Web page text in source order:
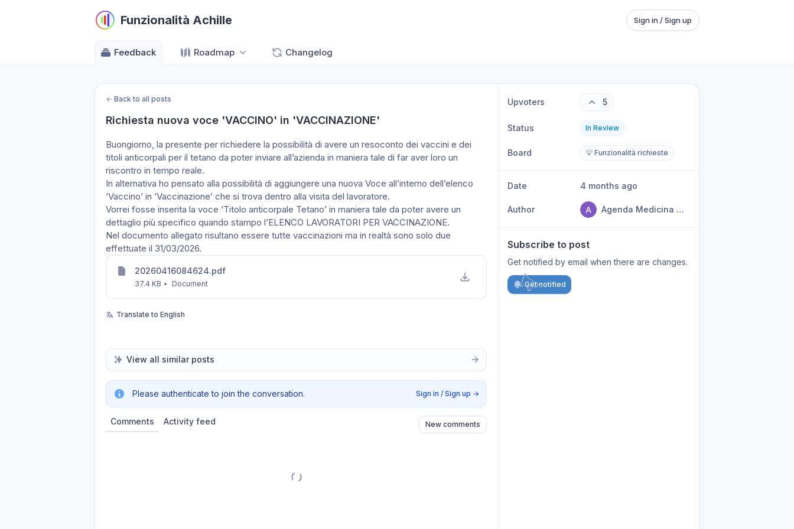
Funzionalità Achille Sign in / Sign up
Feedback Roadmap Changelog
← Back to all posts
Richiesta nuova voce 'VACCINO' in 'VACCINAZIONE'
Buongiorno, la presente per richiedere la possibilità di avere un resoconto dei vaccini e dei
titoli anticorpali per il tetano da poter inviare all’azienda in maniera tale di far aver loro un
riscontro in tempo reale.
In alternativa ho pensato alla possibilità di aggiungere una nuova Voce all’interno dell’elenco
‘Vaccino’ in ‘Vaccinazione’ che si trova dentro alla visita del lavoratore.
Vorrei fosse inserita la voce ‘Titolo anticorpale Tetano’ in maniera tale da poter avere un
dettaglio più specifico quando stampo l’ELENCO LAVORATORI PER VACCINAZIONE.
Nel documento allegato risultano essere tutte vaccinazioni ma in realtà sono solo due
effettuate il 31/03/2026.
20260416084624.pdf
37.4 KB • Document
Translate to English
View all similar posts
Please authenticate to join the conversation. Sign in / Sign up →
Comments Activity feed New comments
Upvoters 5
Status In Review
Board 💡 Funzionalità richieste
Date 4 months ago
Author Agenda Medicina Studio LARS
Subscribe to post
Get notified by email when there are changes.
Get notified